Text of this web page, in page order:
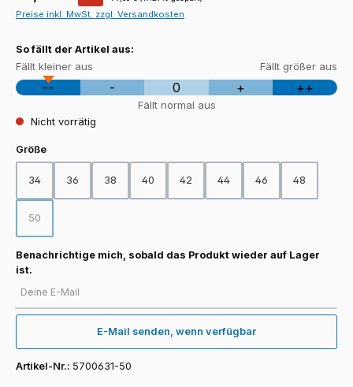
Preise inkl. MwSt. zzgl. Versandkosten
So fällt der Artikel aus:
Fällt kleiner aus Fällt größer aus
-- - 0 + ++
Fällt normal aus
Nicht vorrätig
Größeauswählen
34 36 38 40 42 44 46 48
50
(Diese Option ist zurzeit nicht verfügbar.)
Benachrichtige mich, sobald das Produkt wieder auf Lager
ist.
E-Mail senden, wenn verfügbar
Artikel-Nr.: 5700631-50